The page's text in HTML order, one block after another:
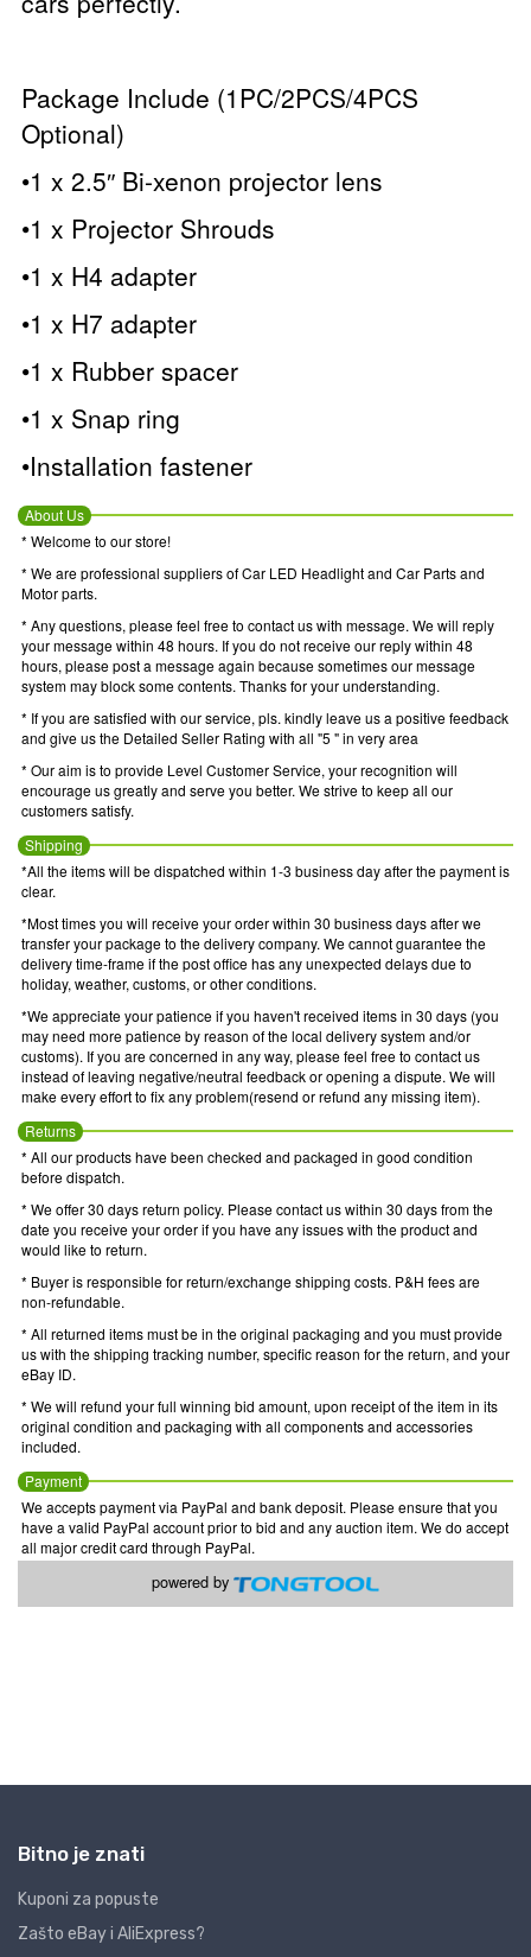
Bitno je znati
Kuponi za popuste
Zašto eBay i AliExpress?